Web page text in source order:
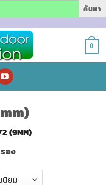
0
(9MM)
อง